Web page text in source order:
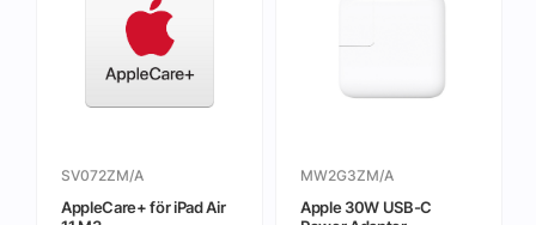
SV072ZM/A
AppleCare+ för iPad Air
MW2G3ZM/A
Apple 30W USB-C